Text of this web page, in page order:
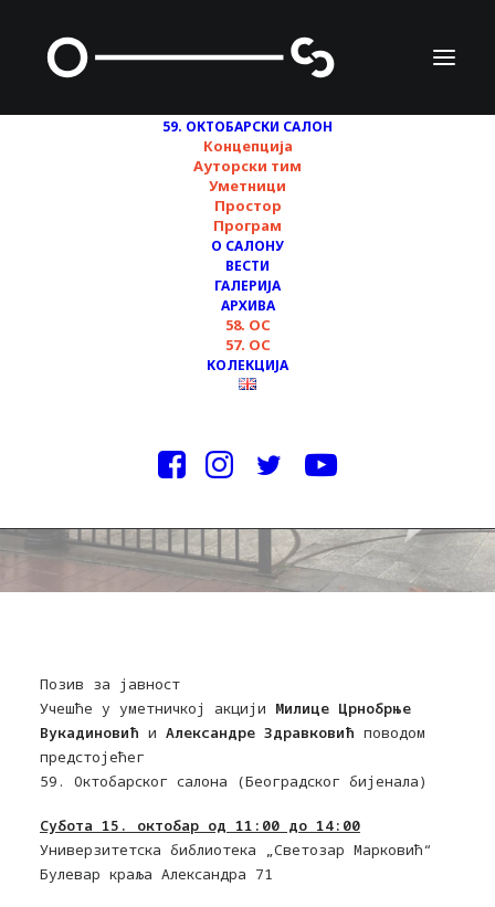
59. ОКТОБАРСКИ САЛОН
Концепција
Ауторски тим
Уметници
Простор
Програм
О САЛОНУ
ВЕСТИ
ГАЛЕРИЈА
АРХИВА
58. ОС
57. ОС
КОЛЕКЦИЈА
ПОЗИВ ЗА УЧЕШЋЕ
НА РАДИОНИЦИ 59.
ОС
Позив за јавност
Учешће у уметничкој акцији Милице Црнобрње
Вукадиновић и Александре Здравковић поводом
предстојећег
59. Октобарског салона (Београдског бијенала)
Субота 15. октобар од 11:00 до 14:00
Универзитетска библиотека „Светозар Марковић“
Булевар краља Александра 71